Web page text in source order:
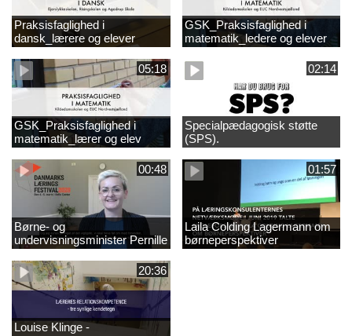
Praksisfaglighed i
dansk_lærere og elever
GSK_Praksisfaglighed i
matematik_ledere og elever
05:18
GSK_Praksisfaglighed i
matematik_lærer og elev
02:14
Specialpædagogisk støtte
(SPS).
00:48
Børne- og
undervisningsminister Pernille
Rosenkrantz-Theil inviterer til
DKLF 2020
01:57
Laila Colding Lagermann om
børneperspektiver
20:36
Louise Klinge -